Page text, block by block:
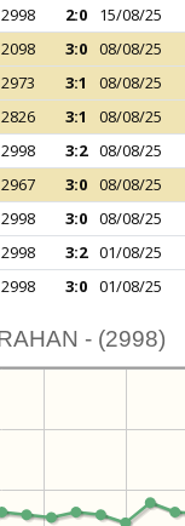
2998 2:0 15/08/25
2098 3:0 08/08/25
2973 3:1 08/08/25
2826 3:1 08/08/25
2998 3:2 08/08/25
2967 3:0 08/08/25
2998 3:0 08/08/25
2998 3:2 01/08/25
2998 3:0 01/08/25
- (2998)